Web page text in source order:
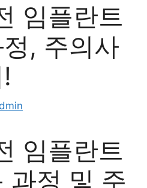
임플란트
, 주의사
임플란트
과정 및 주